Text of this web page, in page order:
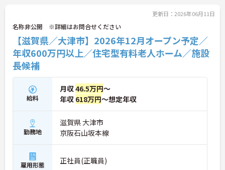
更新日：2026年06月11日
名称非公開 ※詳細はお問合せください
【滋賀県／大津市】2026年12月オープン予定／
年収600万円以上／住宅型有料老人ホーム／施設
長候補
給料
月収46.5万円～
年収 618万円～想定年収
勤務地
滋賀県 大津市
京阪石山坂本線
雇用形態 正社員(正職員)